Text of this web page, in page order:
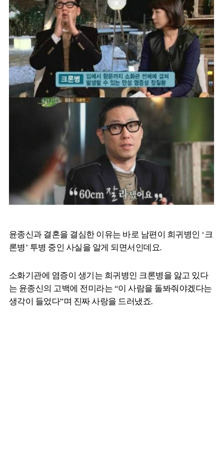
윤종신과 결혼을 결심한 이유는 바로 남편이 희귀병인 ‘크
론병’ 투병 중인 사실을 알게 되면서인데요.
소화기관에 염증이 생기는 희귀병인 크론병을 앓고 있다
는 윤종신의 고백에 전미라는 “이 사람을 돌봐줘야겠다는
생각이 들었다”며 진짜 사랑을 드러냈죠.